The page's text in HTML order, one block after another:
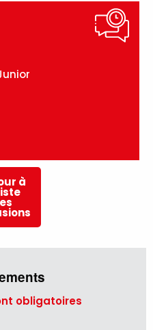
à
obligatoires